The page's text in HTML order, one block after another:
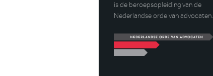
is de beroepsopleiding van de
Nederlandse orde van advocaten.